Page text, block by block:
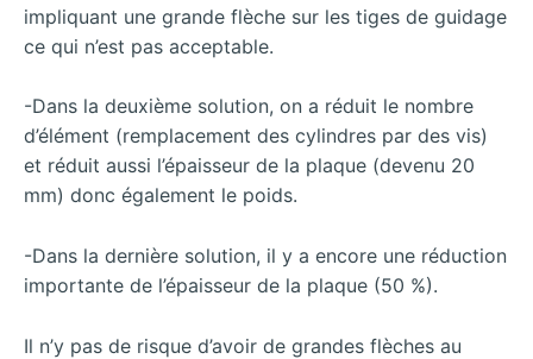
impliquant une grande flèche sur les tiges de guidage
ce qui n’est pas acceptable.
-Dans la deuxième solution, on a réduit le nombre
d’élément (remplacement des cylindres par des vis)
et réduit aussi l’épaisseur de la plaque (devenu 20
mm) donc également le poids.
-Dans la dernière solution, il y a encore une réduction
importante de l’épaisseur de la plaque (50 %).
Il n’y pas de risque d’avoir de grandes flèches au